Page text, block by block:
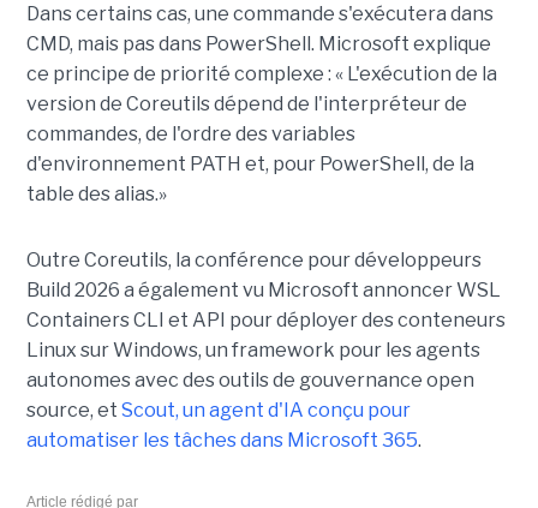
Dans certains cas, une commande s'exécutera dans
CMD, mais pas dans PowerShell. Microsoft explique
ce principe de priorité complexe : « L'exécution de la
version de Coreutils dépend de l'interpréteur de
commandes, de l'ordre des variables
d'environnement PATH et, pour PowerShell, de la
table des alias.»
Outre Coreutils, la conférence pour développeurs
Build 2026 a également vu Microsoft annoncer WSL
Containers CLI et API pour déployer des conteneurs
Linux sur Windows, un framework pour les agents
autonomes avec des outils de gouvernance open
source, et Scout, un agent d'IA conçu pour
automatiser les tâches dans Microsoft 365.
Article rédigé par